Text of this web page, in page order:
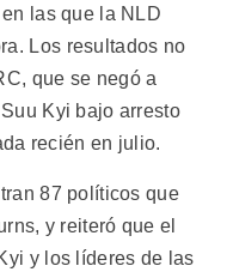
las que la NLD
Los resultados no
que se negó a
Kyi bajo arresto
recién en julio.
87 políticos que
y reiteró que el
y los líderes de las